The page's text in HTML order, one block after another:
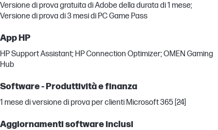
Versione di prova gratuita di Adobe della durata di 1 mese;
Versione di prova di 3 mesi di PC Game Pass
App HP
HP Support Assistant; HP Connection Optimizer; OMEN Gaming
Hub
Software - Produttività e finanza
1 mese di versione di prova per clienti Microsoft 365 [24]
Aggiornamenti software inclusi